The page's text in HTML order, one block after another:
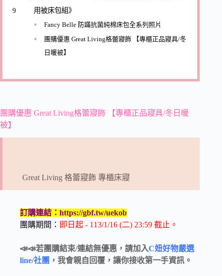
用被床包組》
Fancy Belle 防蹣抗菌純棉床包全系列照片
團購優惠 Great Living格蕾寢飾 【專櫃正品寢具/冬
日暖被】
團購優惠 Great Living格蕾寢飾 【專櫃正品寢具/冬日暖
被】
Great Living 格蕾寢飾 專櫃床寢
訂購連結：https://gbf.tw/uekob
團購期間： 即日起 - 113/1/16 (二) 23:59 截止。
📣📣若團購結束/連結無優惠，請加入C妞好物嚴選
line/社團 ，我會親自回覆，讓你接收第一手資訊。